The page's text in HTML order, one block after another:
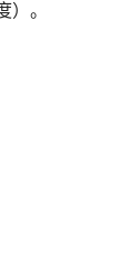
）。